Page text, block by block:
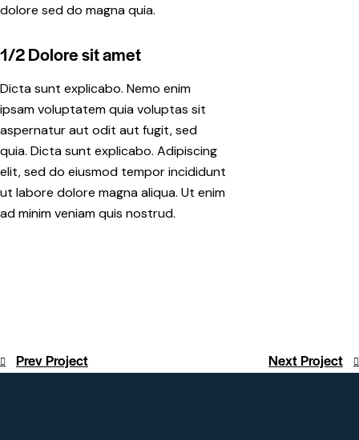
dolore sed do magna quia.
1/2 Dolore sit amet
Dicta sunt explicabo. Nemo enim
ipsam voluptatem quia voluptas sit
aspernatur aut odit aut fugit, sed
quia. Dicta sunt explicabo. Adipiscing
elit, sed do eiusmod tempor incididunt
ut labore dolore magna aliqua. Ut enim
ad minim veniam quis nostrud.
Prev Project Next Project